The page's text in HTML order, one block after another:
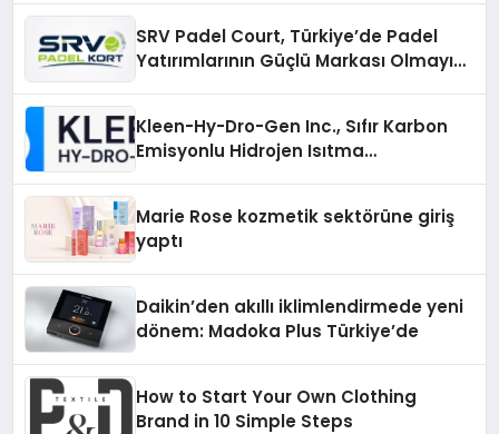
SRV Padel Court, Türkiye’de Padel
Yatırımlarının Güçlü Markası Olmayı
Kleen-Hy-Dro-Gen Inc., Sıfır Karbon
Emisyonlu Hidrojen Isıtma
Marie Rose kozmetik sektörüne giriş
yaptı
Daikin’den akıllı iklimlendirmede yeni
dönem: Madoka Plus Türkiye’de
How to Start Your Own Clothing
Brand in 10 Simple Steps